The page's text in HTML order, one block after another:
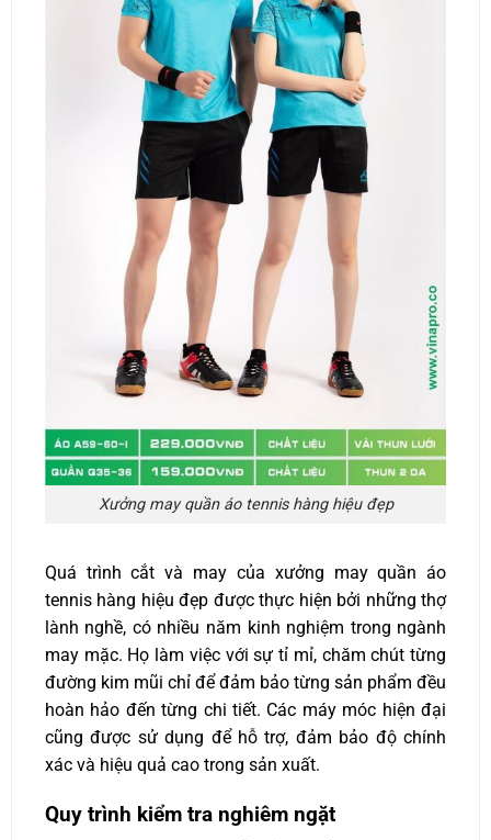
Xưởng may quần áo tennis hàng hiệu đẹp
Quá trình cắt và may của xưởng may quần áo
tennis hàng hiệu đẹp được thực hiện bởi những thợ
lành nghề, có nhiều năm kinh nghiệm trong ngành
may mặc. Họ làm việc với sự tỉ mỉ, chăm chút từng
đường kim mũi chỉ để đảm bảo từng sản phẩm đều
hoàn hảo đến từng chi tiết. Các máy móc hiện đại
cũng được sử dụng để hỗ trợ, đảm bảo độ chính
xác và hiệu quả cao trong sản xuất.
Quy trình kiểm tra nghiêm ngặt